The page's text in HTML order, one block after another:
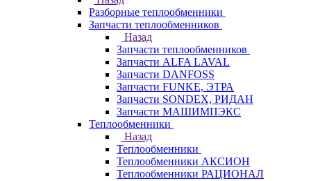
Разборные теплообменники
Запчасти теплообменников
Назад
Запчасти теплообменников
Запчасти ALFA LAVAL
Запчасти DANFOSS
Запчасти FUNKE, ЭТРА
Запчасти SONDEX, РИДАН
Запчасти МАШИМПЭКС
Теплообменники
Назад
Теплообменники
Теплообменники АКСИОН
Теплообменники РАЦИОНАЛ